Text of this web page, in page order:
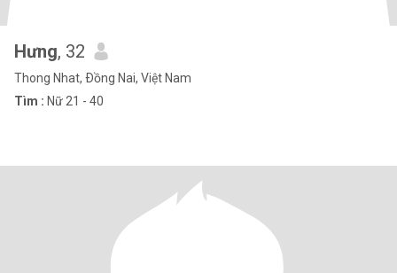
Hưng, 32
Thong Nhat, Ðồng Nai, Việt Nam
Tìm : Nữ 21 - 40